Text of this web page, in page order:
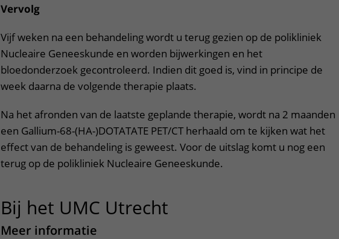
Vervolg
Vijf weken na een behandeling wordt u terug gezien op de polikliniek
Nucleaire Geneeskunde en worden bijwerkingen en het
bloedonderzoek gecontroleerd. Indien dit goed is, vind in principe de
week daarna de volgende therapie plaats.
Na het afronden van de laatste geplande therapie, wordt na 2 maanden
een Gallium-68-(HA-)DOTATATE PET/CT herhaald om te kijken wat het
effect van de behandeling is geweest. Voor de uitslag komt u nog een
terug op de polikliniek Nucleaire Geneeskunde.
Bij het UMC Utrecht
Meer informatie